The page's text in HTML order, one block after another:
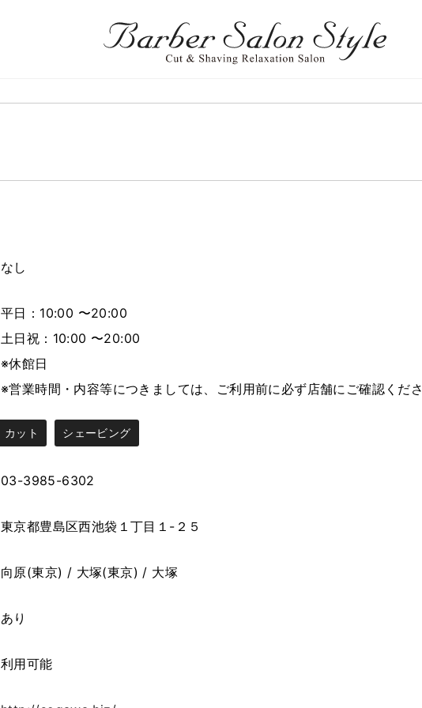
なし
平日：10:00 〜20:00
土日祝：10:00 〜20:00
※休館日
※営業時間・内容等につきましては、ご利用前に必ず店舗にご確認くだ
カット シェービング
03-3985-6302
東京都豊島区西池袋１丁目１-２５
向原(東京) / 大塚(東京) / 大塚
あり
利用可能